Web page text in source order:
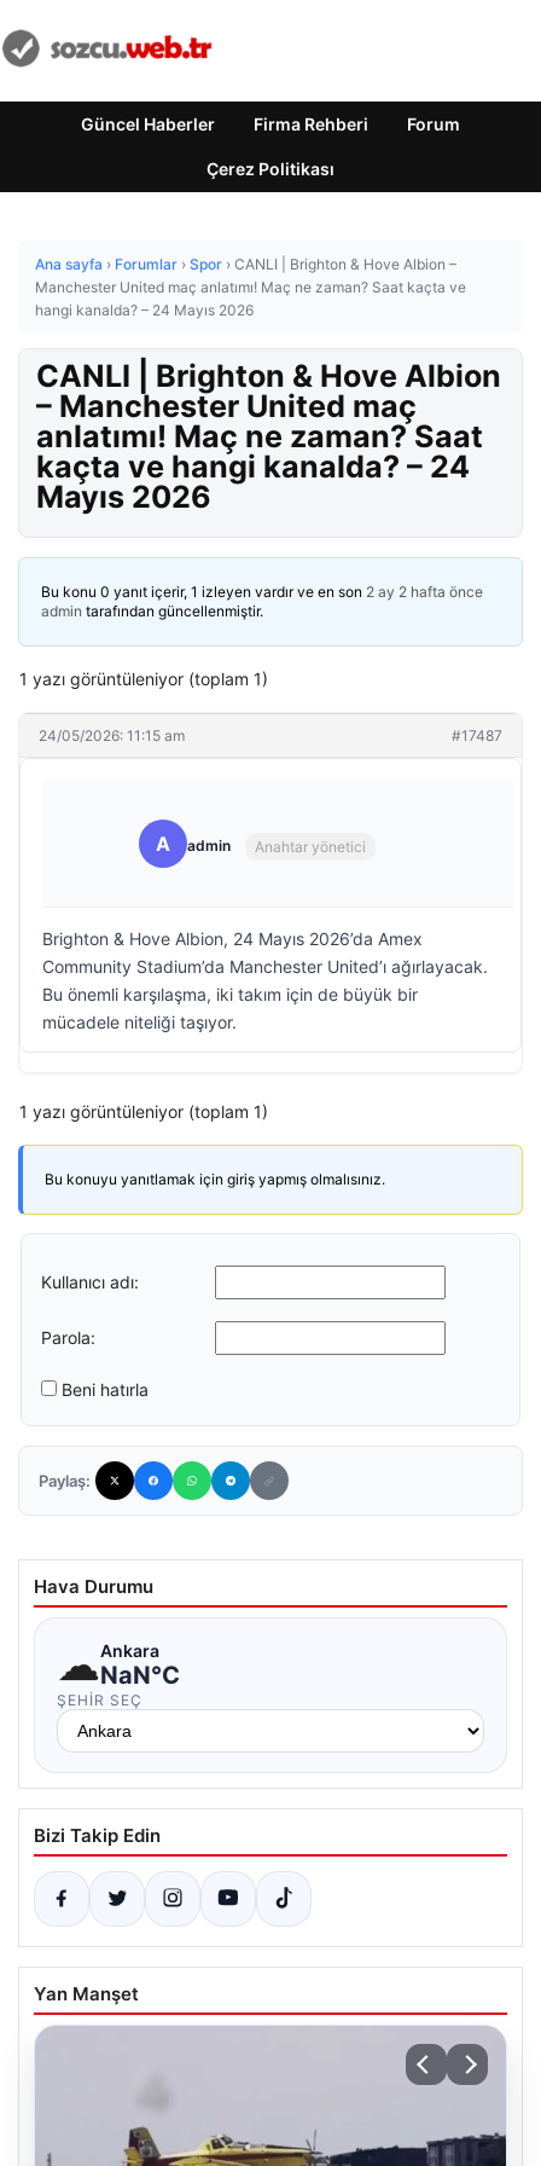
Güncel Haberler Firma Rehberi Forum
Çerez Politikası
Ana sayfa › Forumlar › Spor › CANLI | Brighton & Hove Albion –
Manchester United maç anlatımı! Maç ne zaman? Saat kaçta ve
hangi kanalda? – 24 Mayıs 2026
CANLI | Brighton & Hove Albion
– Manchester United maç
anlatımı! Maç ne zaman? Saat
kaçta ve hangi kanalda? – 24
Mayıs 2026
Bu konu 0 yanıt içerir, 1 izleyen vardır ve en son 2 ay 2 hafta önce
admin tarafından güncellenmiştir.
1 yazı görüntüleniyor (toplam 1)
24/05/2026: 11:15 am #17487
A admin Anahtar yönetici
Brighton & Hove Albion, 24 Mayıs 2026’da Amex
Community Stadium’da Manchester United’ı ağırlayacak.
Bu önemli karşılaşma, iki takım için de büyük bir
mücadele niteliği taşıyor.
1 yazı görüntüleniyor (toplam 1)
Bu konuyu yanıtlamak için giriş yapmış olmalısınız.
Kullanıcı adı:
Parola:
Beni hatırla
Paylaş:
Hava Durumu
☁Ankara
NaN°C
ŞEHIR SEÇ
Bizi Takip Edin
Yan Manşet